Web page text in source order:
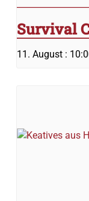
Survival
11. August :